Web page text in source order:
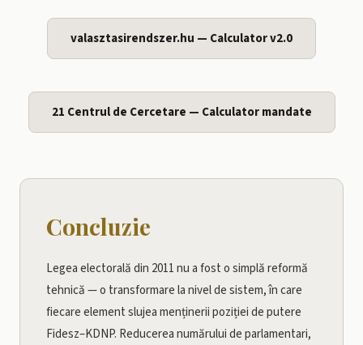
valasztasirendszer.hu — Calculator v2.0
21 Centrul de Cercetare — Calculator mandate
Concluzie
Legea electorală din 2011 nu a fost o simplă reformă
tehnică — o transformare la nivel de sistem, în care
fiecare element slujea menținerii poziției de putere
Fidesz–KDNP. Reducerea numărului de parlamentari,